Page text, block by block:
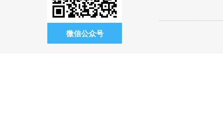
微信公众号